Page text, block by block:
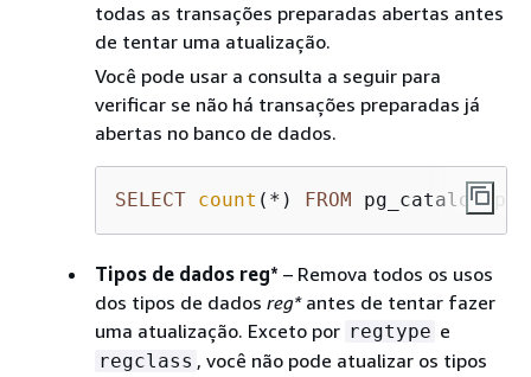
todas as transações preparadas abertas antes
de tentar uma atualização.
Você pode usar a consulta a seguir para
verificar se não há transações preparadas já
abertas no banco de dados.
SELECT count ( * ) FROM
Tipos de dados reg* – Remova todos os usos
dos tipos de dados reg*antes de tentar fazer
uma atualização. Exceto por regtype e
regclass , você não pode atualizar os tipos